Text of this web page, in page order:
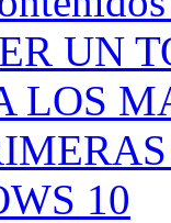
UN
LOS
10